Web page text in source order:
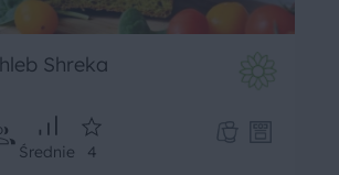
Shreka
Średnie 4